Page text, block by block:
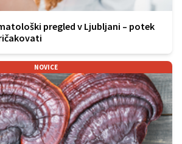
pregled v Ljubljani – potek
NOVICE